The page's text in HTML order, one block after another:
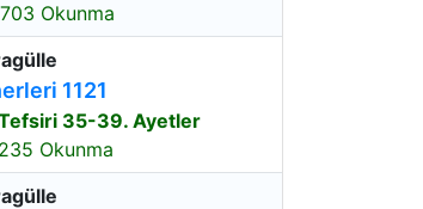
Okunma
1121
35-39. Ayetler
Okunma